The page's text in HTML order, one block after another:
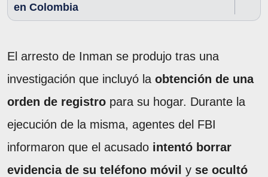
en Colombia
El arresto de Inman se produjo tras una
investigación que incluyó la obtención de una
orden de registro para su hogar. Durante la
ejecución de la misma, agentes del FBI
informaron que el acusado intentó borrar
evidencia de su teléfono móvil y se ocultó